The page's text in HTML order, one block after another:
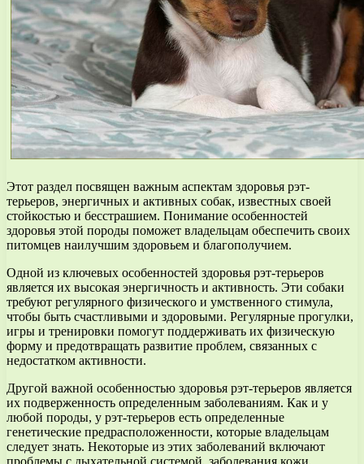
Этот раздел посвящен важным аспектам здоровья рэт-
терьеров, энергичных и активных собак, известных своей
стойкостью и бесстрашием. Понимание особенностей
здоровья этой породы поможет владельцам обеспечить своих
питомцев наилучшим здоровьем и благополучием.
Одной из ключевых особенностей здоровья рэт-терьеров
является их высокая энергичность и активность. Эти собаки
требуют регулярного физического и умственного стимула,
чтобы быть счастливыми и здоровыми. Регулярные прогулки,
игры и тренировки помогут поддерживать их физическую
форму и предотвращать развитие проблем, связанных с
недостатком активности.
Другой важной особенностью здоровья рэт-терьеров является
их подверженность определенным заболеваниям. Как и у
любой породы, у рэт-терьеров есть определенные
генетические предрасположенности, которые владельцам
следует знать. Некоторые из этих заболеваний включают
проблемы с дыхательной системой, заболевания кожи,